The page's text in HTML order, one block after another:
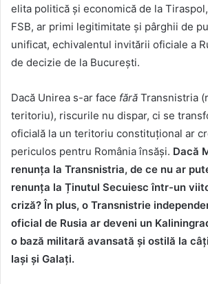
elita politică și economică de la
FSB, ar primi legitimitate și pârghii de
unificat, echivalentul invitării oficiale a
de decizie de la București.
Dacă Unirea s-ar face fără Transnistria
teritoriu), riscurile nu dispar, ci se
oficială la un teritoriu constituțional ar
periculos pentru România însăși. Dacă
renunța la Transnistria, de ce nu ar
renunța la Ținutul Secuiesc într-un
criză? În plus, o Transnistrie
oficial de Rusia ar deveni un
o bază militară avansată și ostilă la
Iași și Galați.